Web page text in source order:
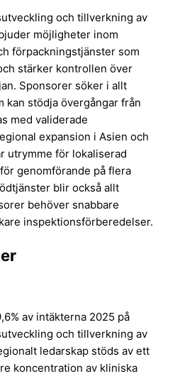
och tillverkning av
möjligheter inom
förpackningstjänster som
stärker kontrollen över
Sponsorer söker i allt
kan stödja övergångar från
med validerade
expansion i Asien och
utrymme för lokaliserad
genomförande på flera
blir också allt
behöver snabbare
inspektionsförberedelser.
av intäkterna 2025 på
och tillverkning av
ledarskap stöds av ett
koncentration av kliniska